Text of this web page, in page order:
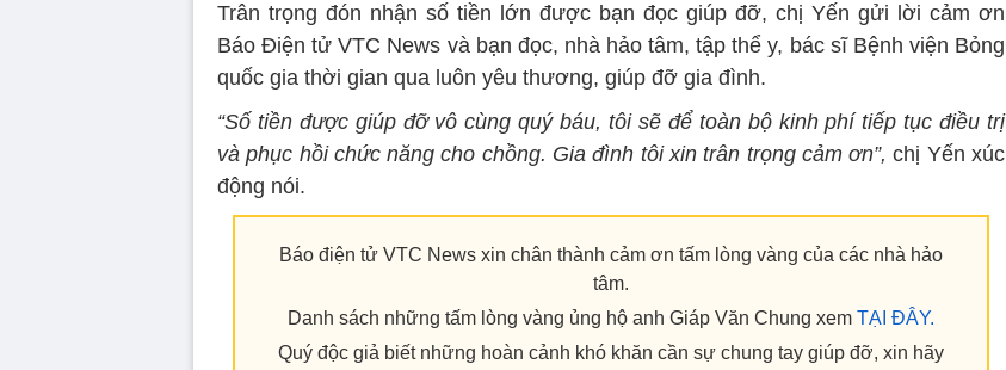
Trân trọng đón nhận số tiền lớn được bạn đọc giúp đỡ, chị Yến gửi lời cảm ơn
Báo Điện tử VTC News và bạn đọc, nhà hảo tâm, tập thể y, bác sĩ Bệnh viện Bỏng
quốc gia thời gian qua luôn yêu thương, giúp đỡ gia đình.
“Số tiền được giúp đỡ vô cùng quý báu, tôi sẽ để toàn bộ kinh phí tiếp tục điều trị
và phục hồi chức năng cho chồng. Gia đình tôi xin trân trọng cảm ơn”, chị Yến xúc
động nói.
Báo điện tử VTC News xin chân thành cảm ơn tấm lòng vàng của các nhà hảo
tâm.
Danh sách những tấm lòng vàng ủng hộ anh Giáp Văn Chung xem TẠI ĐÂY.
Quý độc giả biết những hoàn cảnh khó khăn cần sự chung tay giúp đỡ, xin hãy